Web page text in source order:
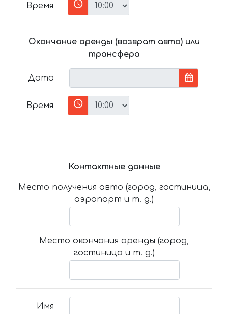
Время
Окончание аренды (возврат авто) или
трансфера
Дата
Время
Контактные данные
Место получения авто (город, гостиница,
аэропорт и т. д.)
Место окончания аренды (город,
гостиница и т. д.)
Имя